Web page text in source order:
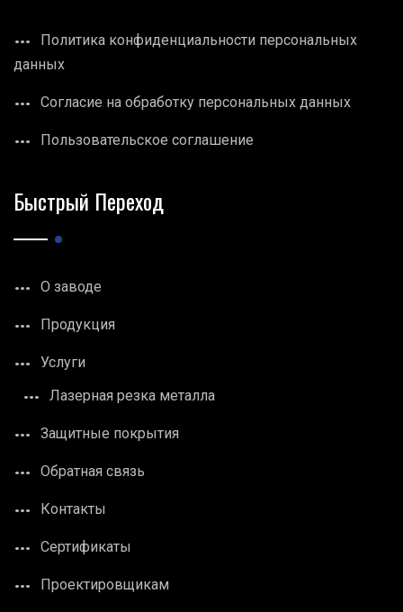
Политика конфиденциальности персональных
данных
Согласие на обработку персональных данных
Пользовательское соглашение
Быстрый Переход
О заводе
Продукция
Услуги
Лазерная резка металла
Защитные покрытия
Обратная связь
Контакты
Сертификаты
Проектировщикам